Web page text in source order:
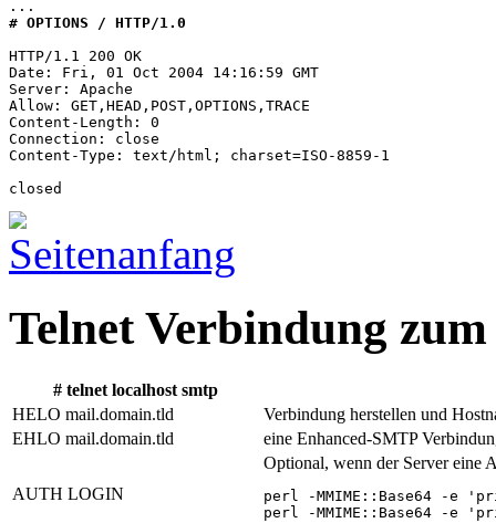
# OPTIONS / HTTP/1.0
HTTP/1.1 200 OK
Date: Fri, 01 Oct 2004 14:16:59 GMT
Server: Apache
Allow: GET,HEAD,POST,OPTIONS,TRACE
Content-Length: 0
Connection: close
Content-Type: text/html; charset=ISO-8859-1
Telnet Verbindung
# telnet localhost smtp
HELO mail.domain.tld
Verbindung herstellen und
EHLO mail.domain.tld
eine Enhanced-SMTP
AUTH LOGIN
Optional, wenn der Server eine
perl -MMIME::Base64 -e
perl -MMIME::Base64 -e